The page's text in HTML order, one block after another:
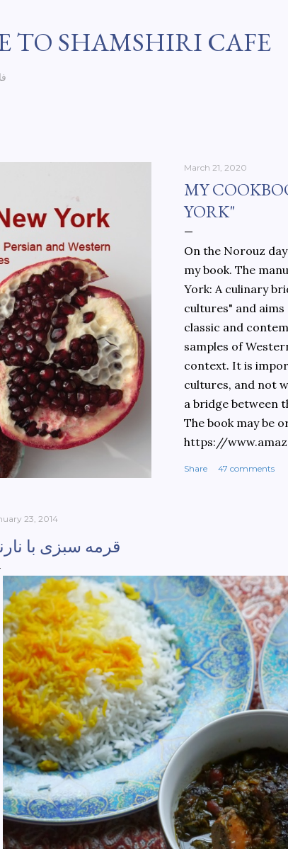
TO SHAMSHIRI CAFE
March 21, 2020
MY
YORK"
On the Norouz
my book. The
York: A culinary
cultures" and
classic and
samples of
context. It is
cultures, and not
a bridge between
The book may be
https://
Share 47 comments
23, 2014
قرمه سبزی با